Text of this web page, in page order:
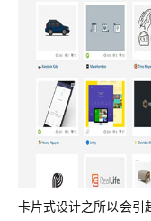
卡片式设计之所以会引